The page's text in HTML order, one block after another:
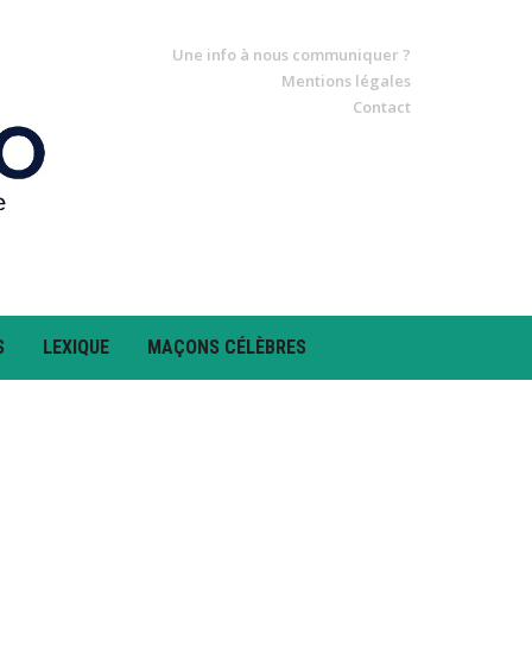
Une info à nous communiquer ?
Mentions légales
Contact
LEXIQUE MAÇONS CÉLÈBRES